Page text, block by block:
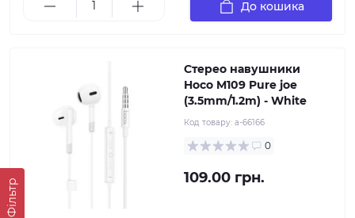
Фільтр
До кошика
Стерео навушники
Hoco M109 Pure joe
(3.5mm/1.2m) - White
Код товару: a-66166
0
109.00 грн.